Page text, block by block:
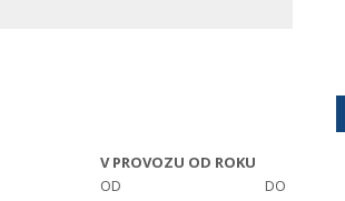
V PROVOZU OD ROKU
OD
DO